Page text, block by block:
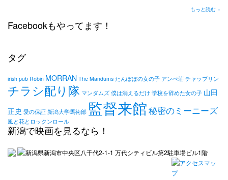
もっと読む »
Facebookもやってます！
タグ
irish pub Robin MORRAN The Mandums たんぽぽの女の子 アンぺ荘 チャップリン
チラシ配り隊 マンダムズ 僕は消えるだけ 学校を辞めた女の子 山田
正史 愛の保証 新潟大学馬術部 監督来館秘密のミーニーズ
風と花とロックンロール
新潟で映画を見るなら！